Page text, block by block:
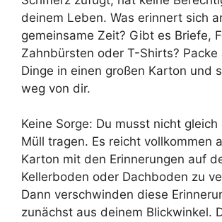
deinem Leben. Was erinnert sich
gemeinsame Zeit? Gibt es Briefe,
Zahnbürsten oder T-Shirts? Packe
Dinge in einen großen Karton und
weg von dir.
Keine Sorge: Du musst nicht gleich
Müll tragen. Es reicht vollkommen
Karton mit den Erinnerungen auf
Kellerboden oder Dachboden zu
Dann verschwinden diese
zunächst aus deinem Blickwinkel.